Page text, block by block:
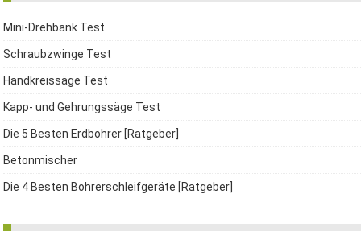
Mini-Drehbank Test
Schraubzwinge Test
Handkreissäge Test
Kapp- und Gehrungssäge Test
Die 5 Besten Erdbohrer [Ratgeber]
Betonmischer
Die 4 Besten Bohrerschleifgeräte [Ratgeber]